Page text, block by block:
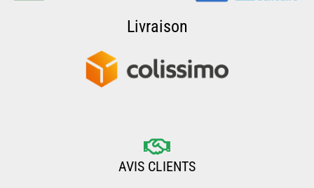
Livraison
AVIS CLIENTS